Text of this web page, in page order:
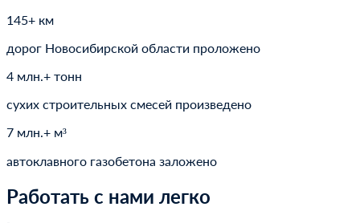
145+ км
дорог Новосибирской области проложено
4 млн.+ тонн
сухих строительных смесей произведено
7 млн.+ м³
автоклавного газобетона заложено
Работать с нами легко